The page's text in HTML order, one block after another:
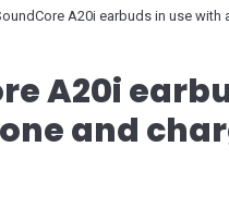
A20i earbuds in use
A20i
and